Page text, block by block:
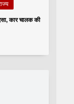
कार चालक की